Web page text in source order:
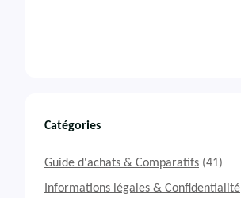
Catégories
Guide d'achats & Comparatifs (41)
Informations légales & Confidentialité